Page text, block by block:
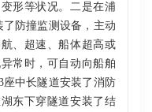
形等状况。二是在浦
防撞监测设备，主动
、超速、船体超高或
常时，可自动向船舶
中长隧道安装了消防
东下穿隧道安装了结